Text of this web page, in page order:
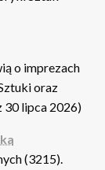
o imprezach
oraz
30 lipca 2026)
(3215).